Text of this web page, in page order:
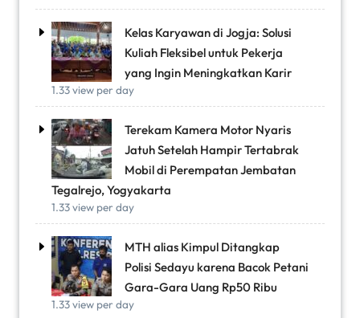
Kelas Karyawan di Jogja: Solusi
Kuliah Fleksibel untuk Pekerja
yang Ingin Meningkatkan Karir
1.33 view per day
Terekam Kamera Motor Nyaris
Jatuh Setelah Hampir Tertabrak
Mobil di Perempatan Jembatan
Tegalrejo, Yogyakarta
1.33 view per day
MTH alias Kimpul Ditangkap
Polisi Sedayu karena Bacok Petani
Gara-Gara Uang Rp50 Ribu
1.33 view per day